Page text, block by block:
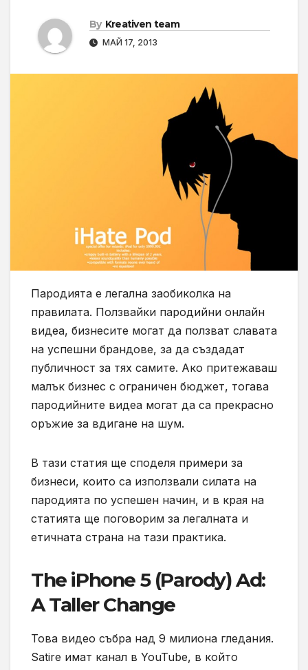
By Kreativen team
МАЙ 17, 2013
Пародията е легална заобиколка на
правилата. Ползвайки пародийни онлайн
видеа, бизнесите могат да ползват славата
на успешни брандове, за да създадат
публичност за тях самите. Ако притежаваш
малък бизнес с ограничен бюджет, тогава
пародийните видеа могат да са прекрасно
оръжие за вдигане на шум.
В тази статия ще споделя примери за
бизнеси, които са използвали силата на
пародията по успешен начин, и в края на
статията ще поговорим за легалната и
етичната страна на тази практика.
The iPhone 5 (Parody) Ad:
A Taller Change
Това видео събра над 9 милиона гледания.
Satire имат канал в YouTube, в който